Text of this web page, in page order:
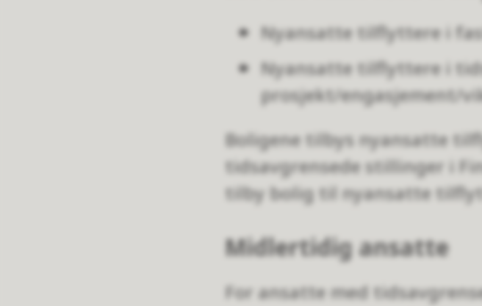
Nyansatte tilflyttere i
Nyansatte tilflyttere i
prosjekt/engasjement/
Boligene tilbys nyansatte
tidsavgrensede stillinger i
tilby bolig til nyansatte
Midlertidig ansatte
For ansatte med